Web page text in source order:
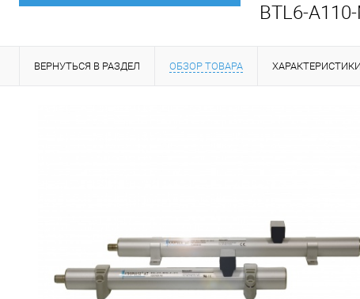
BTL6-
ВЕРНУТЬСЯ В РАЗДЕЛ ОБЗОР ТОВАРА ХАРАКТЕРИСТИКИ